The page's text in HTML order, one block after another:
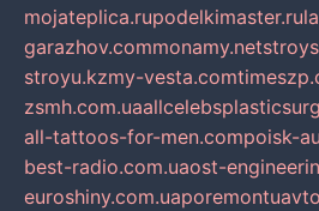
mojateplica.rupodelkimaster.ru
garazhov.commonamy.net
stroyu.kzmy-vesta.com
zsmh.com.ua
all-tattoos-for-men.compoisk-
best-radio.com.uaost-
euroshiny.com.ua